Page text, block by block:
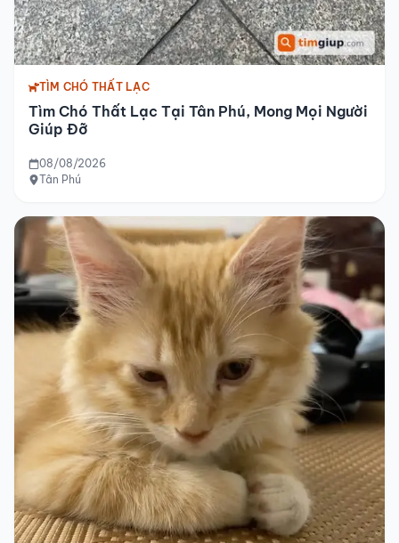
TÌM CHÓ THẤT LẠC
Tìm Chó Thất Lạc Tại Tân Phú, Mong Mọi Người
Giúp Đỡ
08/08/2026
Tân Phú